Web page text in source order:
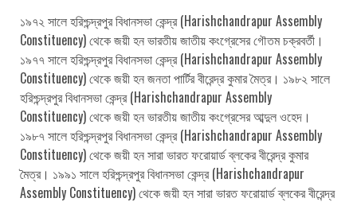
১৯৭২ সালে হরিশ্চন্দ্রপুর বিধানসভা কেন্দ্র (Harishchandrapur Assembly
Constituency) থেকে জয়ী হন ভারতীয় জাতীয় কংগ্রেসের গৌতম চক্রবর্তী।
১৯৭৭ সালে হরিশ্চন্দ্রপুর বিধানসভা কেন্দ্র (Harishchandrapur Assembly
Constituency) থেকে জয়ী হন জনতা পার্টির বীরেন্দ্র কুমার মৈত্র। ১৯৮২ সালে
হরিশ্চন্দ্রপুর বিধানসভা কেন্দ্র (Harishchandrapur Assembly
Constituency) থেকে জয়ী হন ভারতীয় জাতীয় কংগ্রেসের আব্দুল ওহেদ।
১৯৮৭ সালে হরিশ্চন্দ্রপুর বিধানসভা কেন্দ্র (Harishchandrapur Assembly
Constituency) থেকে জয়ী হন সারা ভারত ফরোয়ার্ড ব্লকের বীরেন্দ্র কুমার
মৈত্র। ১৯৯১ সালে হরিশ্চন্দ্রপুর বিধানসভা কেন্দ্র (Harishchandrapur
Assembly Constituency) থেকে জয়ী হন সারা ভারত ফরোয়ার্ড ব্লকের বীরেন্দ্র